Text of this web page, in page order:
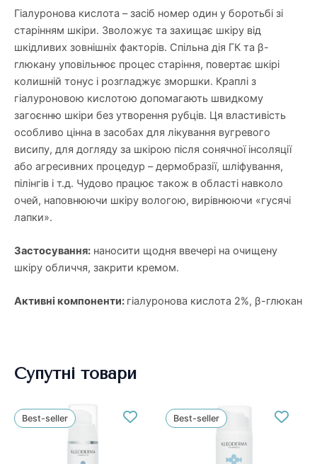
Гіалуронова кислота – засіб номер один у боротьбі зі
старінням шкіри. Зволожує та захищає шкіру від
шкідливих зовнішніх факторів. Спільна дія ГК та β-
глюкану уповільнює процес старіння, повертає шкірі
колишній тонус і розгладжує зморшки. Краплі з
гіалуроновою кислотою допомагають швидкому
загоєнню шкіри без утворення рубців. Ця властивість
особливо цінна в засобах для лікування вугревого
висипу, для догляду за шкірою після сонячної інсоляції
або агресивних процедур – дермобразії, шліфування,
пілінгiв і т.д. Чудово працює також в області навколо
очей, наповнюючи шкіру вологою, вирівнюючи «гусячі
лапки».
Застосування: наносити щодня ввечері на очищену
шкіру обличчя, закрити кремом.
Активні компоненти: гіалуронова кислота 2%, β-глюкан
Супутні товари
Best-seller Best-seller